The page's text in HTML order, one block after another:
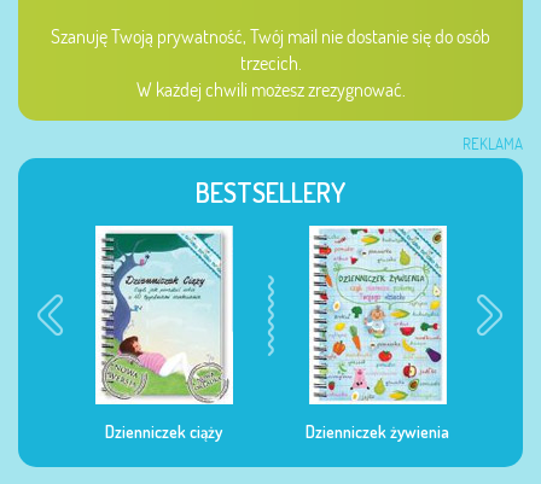
Szanuję Twoją prywatność, Twój mail nie dostanie się do osób
trzecich.
W każdej chwili możesz zrezygnować.
REKLAMA
BESTSELLERY
Dzienniczek ciąży Dzienniczek żywienia